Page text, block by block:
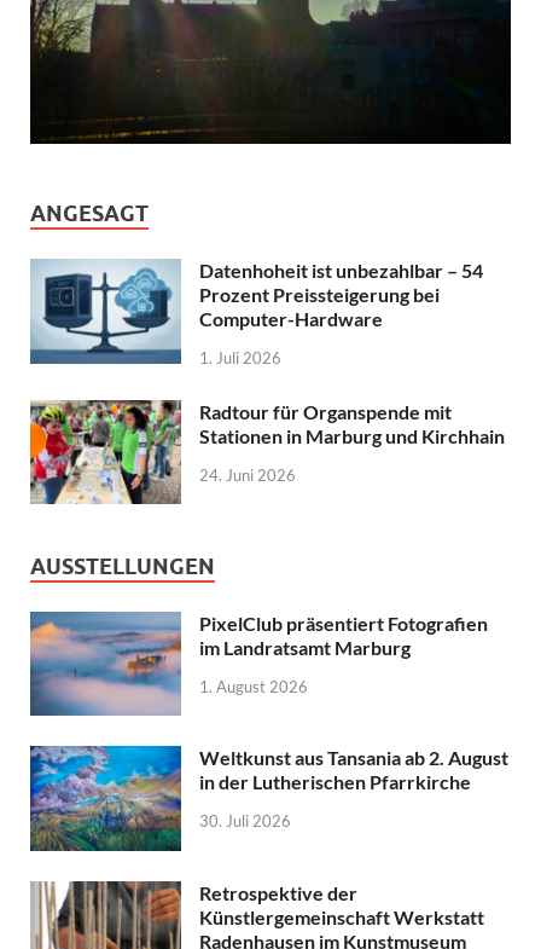
ANGESAGT
Datenhoheit ist unbezahlbar – 54
Prozent Preissteigerung bei
Computer-Hardware
1. Juli 2026
Radtour für Organspende mit
Stationen in Marburg und Kirchhain
24. Juni 2026
AUSSTELLUNGEN
PixelClub präsentiert Fotografien
im Landratsamt Marburg
1. August 2026
Weltkunst aus Tansania ab 2. August
in der Lutherischen Pfarrkirche
30. Juli 2026
Retrospektive der
Künstlergemeinschaft Werkstatt
Radenhausen im Kunstmuseum